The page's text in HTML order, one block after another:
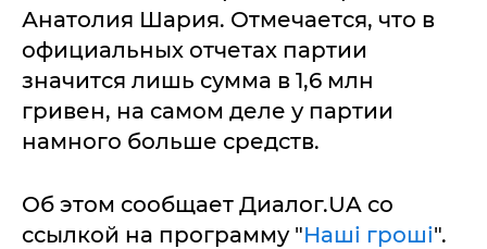
Анатолия Шария. Отмечается, что в
официальных отчетах партии
значится лишь сумма в 1,6 млн
гривен, на самом деле у партии
намного больше средств.
Об этом сообщает Диалог.UA со
ссылкой на программу "Наші гроші".